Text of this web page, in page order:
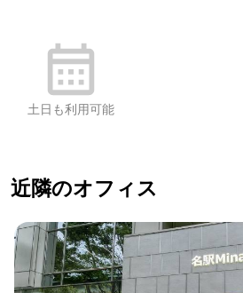
土日も利用可能
近隣のオフィス